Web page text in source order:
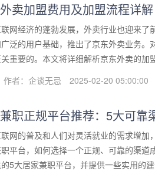
卖加盟费用及加盟流程详解
网经济的蓬勃发展，外卖行业也迎来
泛的用户基础，推出了京东外卖业务
重要的。本文将详细解析京东外卖的
作者：企谈无忌
2025-02-20 05:00:00
职正规平台推荐：5大可靠
网的普及和人们对灵活就业的需求增
平台，如何选择一个正规、可靠的渠
5大居家兼职平台，并提供一些实用的